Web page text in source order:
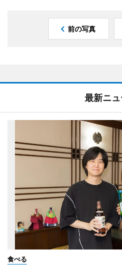
前の写真
最新ニ
食べる